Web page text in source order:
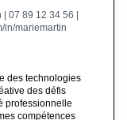
07 89 12 34 56 |
in/mariemartin
des technologies
des défis
professionnelle
compétences